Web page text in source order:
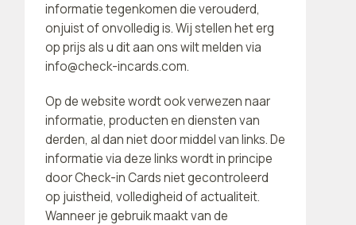
informatie tegenkomen die verouderd,
onjuist of onvolledig is. Wij stellen het erg
op prijs als u dit aan ons wilt melden via
info@check-incards.com.
Op de website wordt ook verwezen naar
informatie, producten en diensten van
derden, al dan niet door middel van links. De
informatie via deze links wordt in principe
door Check-in Cards niet gecontroleerd
op juistheid, volledigheid of actualiteit.
Wanneer je gebruik maakt van de